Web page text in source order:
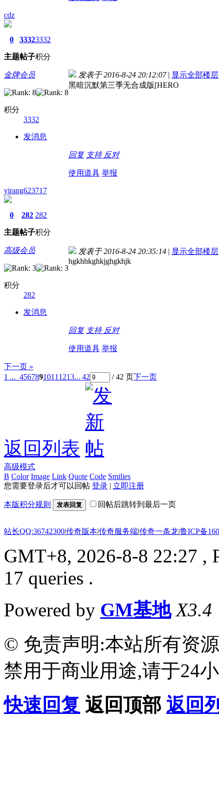
cdz
0
主题
3332
帖子
3332
积分
金牌会员
积分
3332
发消息
发表于 2016-8-24 20:12:07 | 显示全部楼层
黑暗沉默第三季无合成版[HERO
回复 支持 反对
使用道具 举报
yirang623717
0
主题
282
帖子
282
积分
高级会员
积分
282
发消息
发表于 2016-8-24 20:35:14 | 显示全部楼层
hgkhhkghkjghgkhjk
回复 支持 反对
使用道具 举报
下一页 »
1 ... 4567891011 1213... 42 / 42 页下一页
返回列表
高级模式
B Color Image Link Quote Code Smilies
您需要登录后才可以回帖 登录 | 立即注册
本版积分规则 发表回复 回帖后跳转到最后一页
站长QQ:36742300|传奇版本|传奇服务端|传奇一条龙|鲁ICP备
GMT+8, 2026-8-8 22:27 ,
17 queries .
Powered by GM基地 X3.4
© 免责声明:本站所有资
禁用于商业用途,请于24
快速回复 返回顶部 返回